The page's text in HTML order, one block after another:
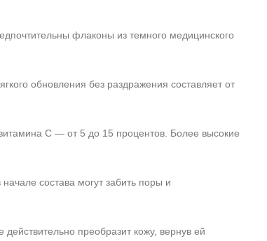
флаконы из темного медицинского
обновления без раздражения составляет от
C — от 5 до 15 процентов. Более высокие
состава могут забить поры и
преобразит кожу, вернув ей